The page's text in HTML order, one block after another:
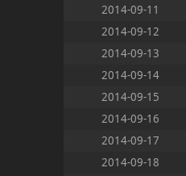
2014-09-11
2014-09-12
2014-09-13
2014-09-14
2014-09-15
2014-09-16
2014-09-17
2014-09-18